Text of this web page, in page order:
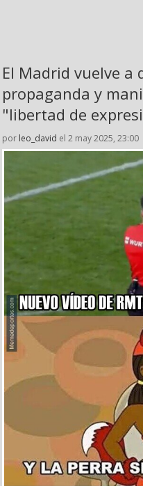
El Madrid vuelve a
propaganda y
"libertad de
por leo_david el 2 may 2025, 23:00